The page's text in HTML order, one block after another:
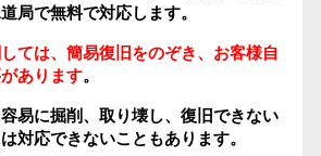
局で無料で対応します。
ては、簡易復旧をのぞき、お客様自
あります。
易に掘削、取り壊し、復旧できない
対応できないこともあります。